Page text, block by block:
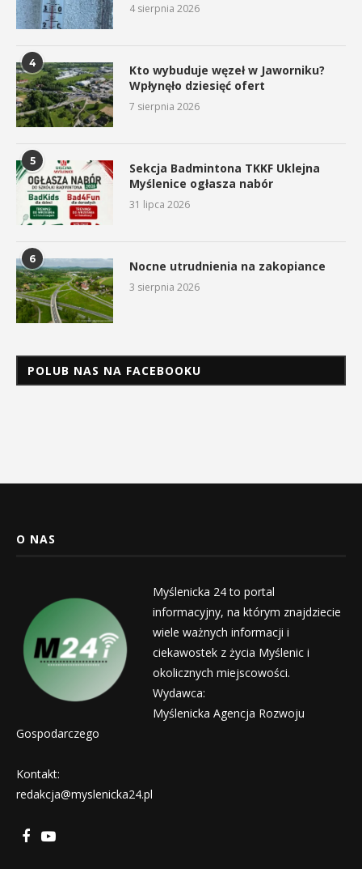
4 sierpnia 2026
4
Kto wybuduje węzeł w Jaworniku?
Wpłynęło dziesięć ofert
7 sierpnia 2026
5
Sekcja Badmintona TKKF Uklejna
Myślenice ogłasza nabór
31 lipca 2026
6 Nocne utrudnienia na zakopiance
3 sierpnia 2026
POLUB NAS NA FACEBOOKU
O NAS
Myślenicka 24 to portal
informacyjny, na którym znajdziecie
wiele ważnych informacji i
ciekawostek z życia Myślenic i
okolicznych miejscowości.
Wydawca:
Myślenicka Agencja Rozwoju
Gospodarczego
Kontakt:
redakcja@myslenicka24.pl